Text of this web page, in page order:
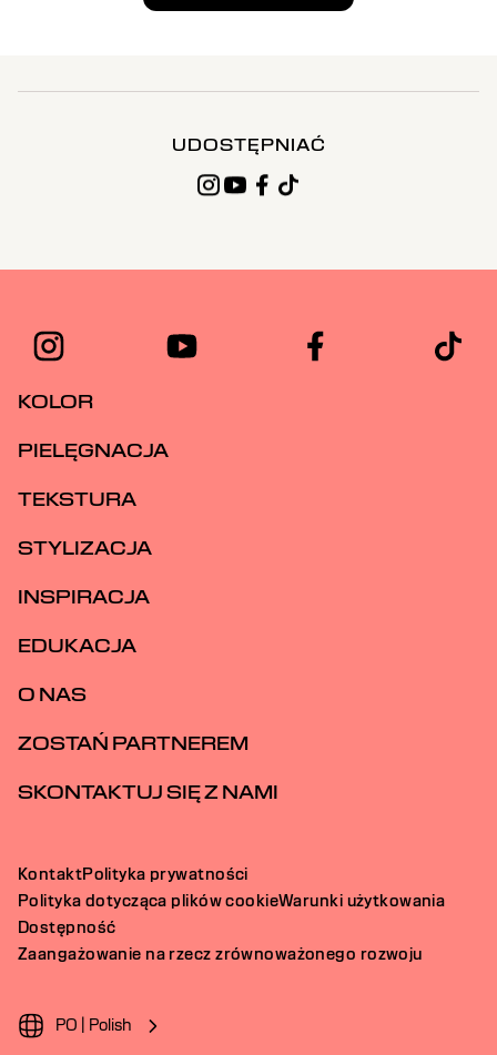
UDOSTĘPNIAĆ
KOLOR
PIELĘGNACJA
TEKSTURA
STYLIZACJA
INSPIRACJA
EDUKACJA
O NAS
ZOSTAŃ PARTNEREM
SKONTAKTUJ SIĘ Z NAMI
KontaktPolityka prywatności
Polityka dotycząca plików cookieWarunki użytkowania
Dostępność
Zaangażowanie na rzecz zrównoważonego rozwoju
PO | Polish